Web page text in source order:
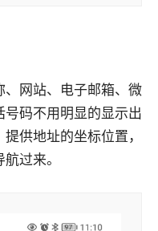
网站、电子邮箱、微
码不用明显的显示出
供地址的坐标位置，
过来。